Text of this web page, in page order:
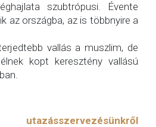
szubtrópusi. Évente
az országba, az is többnyire a
vallás a muszlim, de
kopt keresztény vallású